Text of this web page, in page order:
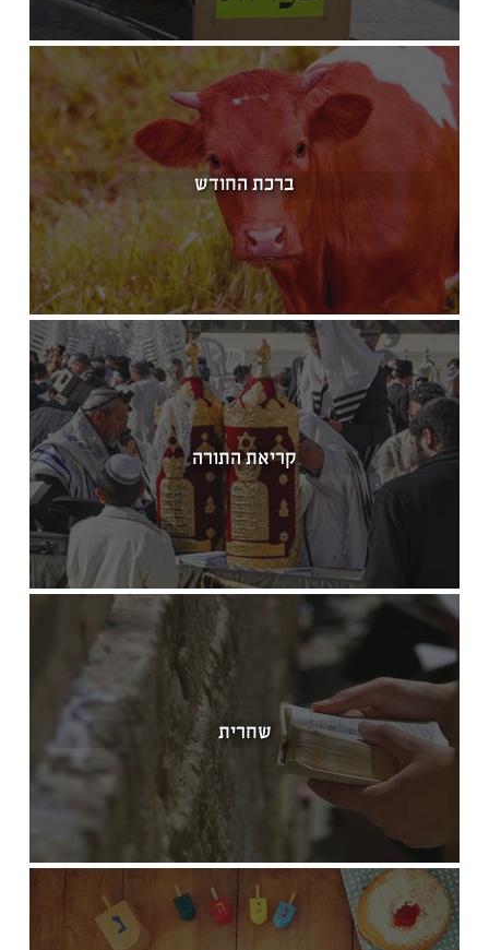
ברכת החודש
קריאת התורה
שחרית